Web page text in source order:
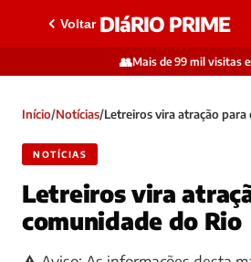
Voltar DIáRIO PRIME
👥Mais de 99 mil visitas
Início/Notícias/Letreiros vira atração
NOTÍCIAS
Letreiros vira
comunidade do Rio